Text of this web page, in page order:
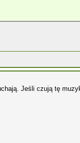
Jeśli czują tę